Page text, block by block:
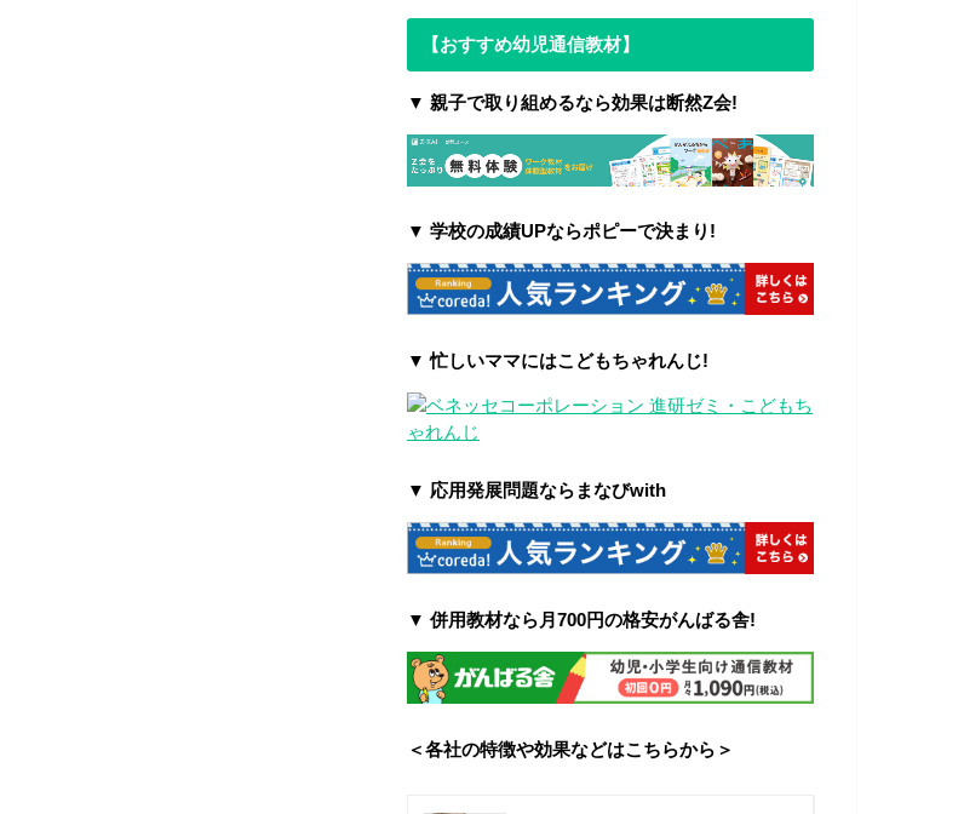
【おすすめ幼児通信教材】
▼ 親子で取り組めるなら効果は断然Z会!
▼ 学校の成績UPならポピーで決まり!
▼ 忙しいママにはこどもちゃれんじ!
▼ 応用発展問題ならまなびwith
▼ 併用教材なら月700円の格安がんばる舎!
＜各社の特徴や効果などはこちらから＞